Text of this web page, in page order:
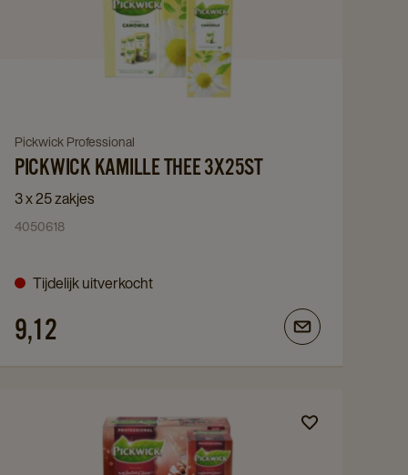
Pickwick
Kamille
thee
3x25ST
Navigate
to
Pickwick
Kamille
details
page
Pickwick Professional
PICKWICK KAMILLE THEE 3X25ST
3 x 25 zakjes
4050618
Tijdelijk uitverkocht
9,12
Navigate
to
Pickwick